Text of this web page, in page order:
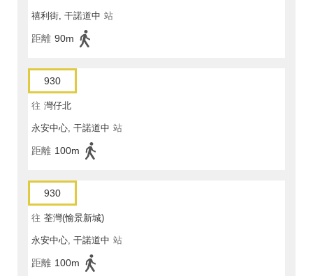
禧利街, 干諾道中 站
距離 90m
930
往 灣仔北
永安中心, 干諾道中 站
距離 100m
930
往 荃灣(愉景新城)
永安中心, 干諾道中 站
距離 100m